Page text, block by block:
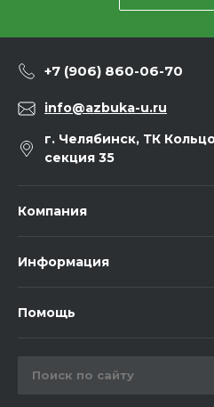
+7 (906) 860-06-70
info@azbuka-u.ru
г. Челябинск, ТК
секция 35
Компания
Информация
Помощь